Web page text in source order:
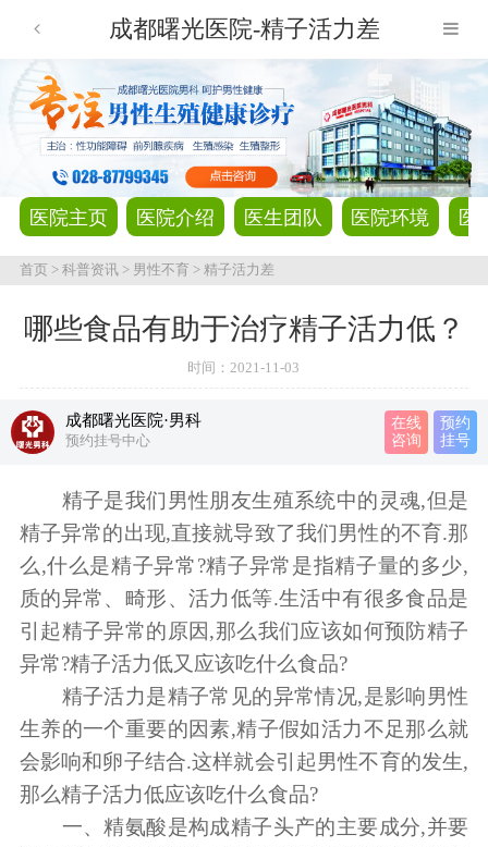
成都曙光医院-精子活力差
医院主页 医院介绍 医生团队 医院环境 医
首页> 科普资讯> 男性不育> 精子活力差
哪些食品有助于治疗精子活力低？
时间：2021-11-03
成都曙光医院·男科
预约挂号中心
在线
咨询
预约
挂号
精子是我们男性朋友生殖系统中的灵魂,但是
精子异常的出现,直接就导致了我们男性的不育.那
么,什么是精子异常?精子异常是指精子量的多少,
质的异常、畸形、活力低等.生活中有很多食品是
引起精子异常的原因,那么我们应该如何预防精子
异常?精子活力低又应该吃什么食品?
精子活力是精子常见的异常情况,是影响男性
生养的一个重要的因素,精子假如活力不足那么就
会影响和卵子结合.这样就会引起男性不育的发生,
那么精子活力低应该吃什么食品?
一、精氨酸是构成精子头产的主要成分,并要